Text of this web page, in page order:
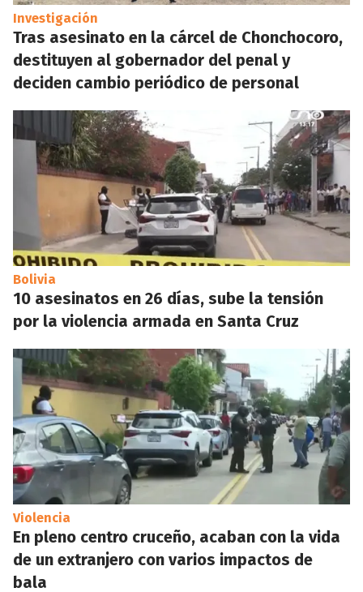
Investigación
Tras asesinato en la cárcel de Chonchocoro,
destituyen al gobernador del penal y
deciden cambio periódico de personal
Bolivia
10 asesinatos en 26 días, sube la tensión
por la violencia armada en Santa Cruz
Violencia
En pleno centro cruceño, acaban con la vida
de un extranjero con varios impactos de
bala